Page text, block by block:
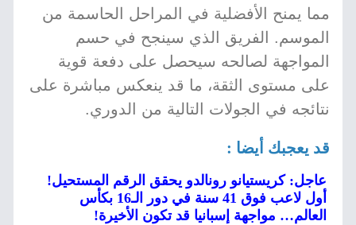
مما يمنح الأفضلية في المراحل الحاسمة من
الموسم. الفريق الذي سينجح في حسم
المواجهة لصالحه سيحصل على دفعة قوية
على مستوى الثقة، ما قد ينعكس مباشرة على
نتائجه في الجولات التالية من الدوري.
قد يعجبك أيضا :
عاجل: كريستيانو رونالدو يحقق الرقم المستحيل!
أول لاعب فوق 41 سنة في دور الـ16 بكأس
العالم… مواجهة إسبانيا قد تكون الأخيرة!